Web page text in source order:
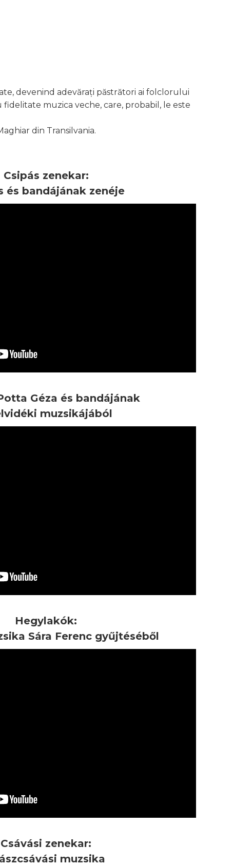
devenind adevărați păstrători ai folclorului
muzica veche, care, probabil, le este
din Transilvania.
Csipás zenekar:
és bandájának zenéje
Géza és bandájának
muzsikájából
Hegylakók:
Sára Ferenc gyűjtéséből
Csávási zenekar:
muzsika